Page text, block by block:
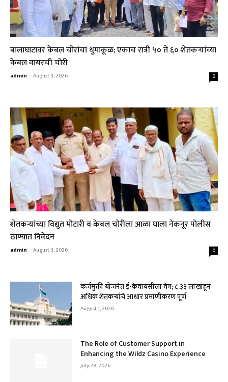
बालाघाटावर केबल चोरांचा धुमाकूळ; एकाच रात्री ५० ते ६० शेतकऱ्यांच्या
केबल वायरची चोरी
admin - August 3, 2026 0
शेतकऱ्यांच्या विद्युत मोटारी व केबल चोरीला आळा घाला नेकनूर पोलीस
ठाण्यात निवेदन
admin - August 3, 2026 0
कर्जमुक्ती योजनेत ई-केवायसीला वेग; ८.३३ लाखांहून
अधिक शेतकऱ्यांचे आधार प्रमाणीकरण पूर्ण
August 1, 2026
The Role of Customer Support in
Enhancing the Wildz Casino Experience
July 28, 2026